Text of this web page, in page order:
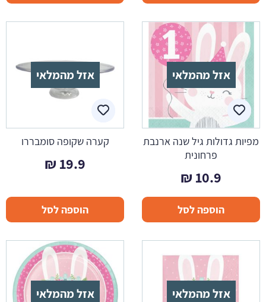
אזל מהמלאי
מפיות גדולות גיל שנה ארנבת
פרחונית
10.9
₪
הוספה לסל
אזל מהמלאי
קערה שקופה סומבררו
19.9
₪
הוספה לסל
אזל מהמלאי אזל מהמלאי